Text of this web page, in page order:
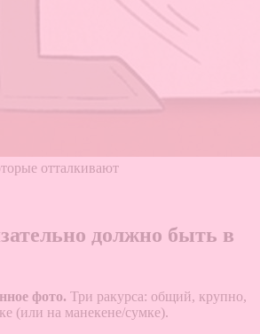
отталкивают
должно быть в
фото. Три ракурса: общий, крупно,
(или на манекене/сумке).